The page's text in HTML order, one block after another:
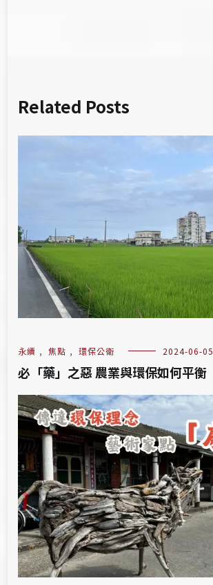
Related Posts
永續 , 焦點 , 環保公衛 2024-06-05
必「藥」之惡 農業與環保如何平衡